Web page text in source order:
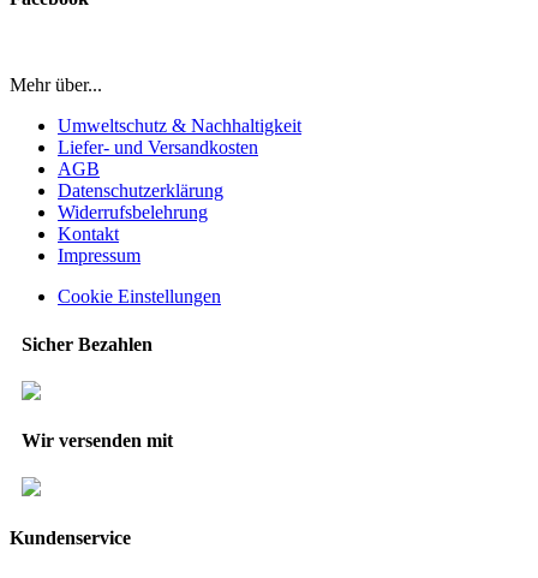
Mehr über...
Umweltschutz & Nachhaltigkeit
Liefer- und Versandkosten
AGB
Datenschutzerklärung
Widerrufsbelehrung
Kontakt
Impressum
Cookie Einstellungen
Sicher Bezahlen
Wir versenden mit
Kundenservice